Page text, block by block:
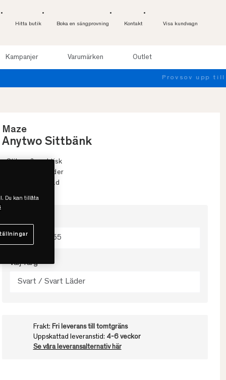
Hitta butik Boka en sängprovning Kontakt Visa kundvagn
Kampanjer Varumärken Outlet
Maze
Anytwo Sittbänk
• Stilren & praktisk
• Naturgarvat läder
• Svensktillverkad
100x27.5x55
Välj färg
Svart / Svart Läder
Frakt: Fri leverans till tomtgräns
Uppskattad leveranstid: 4-6 veckor
Se våra leveransalternativ här
Du kan tillåta